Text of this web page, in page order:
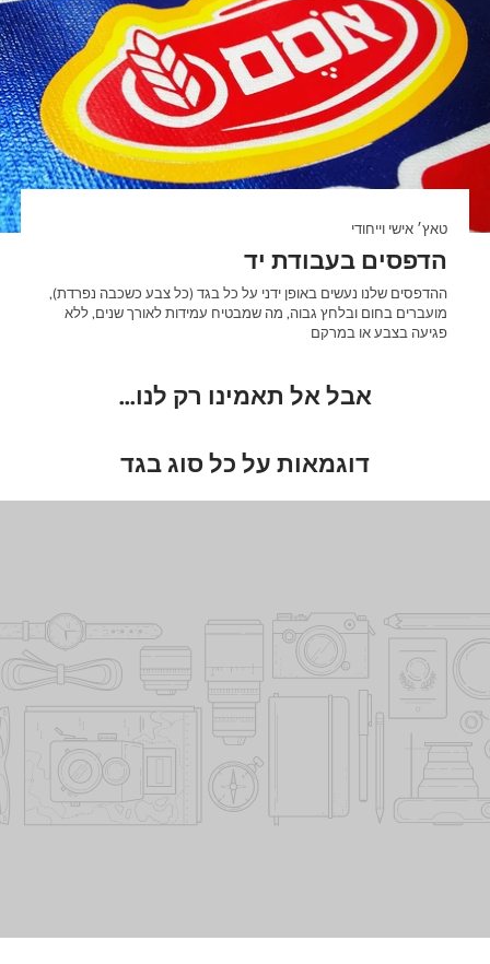
טאץ׳ אישי וייחודי
הדפסים בעבודת יד
ההדפסים שלנו נעשים באופן ידני על כל בגד (כל צבע כשכבה נפרדת),
מועברים בחום ובלחץ גבוה, מה שמבטיח עמידות לאורך שנים, ללא
פגיעה בצבע או במרקם
אבל אל תאמינו רק לנו...
דוגמאות על כל סוג בגד